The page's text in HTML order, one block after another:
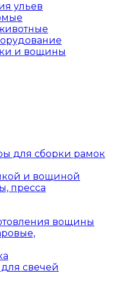
ульев
и вощины
для сборки рамок
и вощиной
пресса
вощины
свечей